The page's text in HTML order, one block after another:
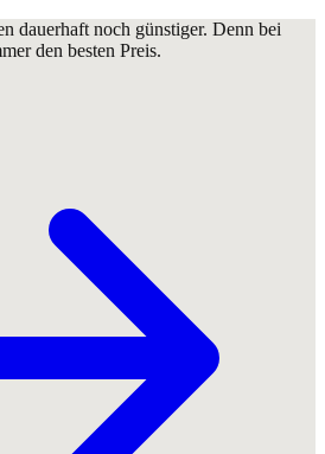
dauerhaft noch günstiger. Denn bei
den besten Preis.